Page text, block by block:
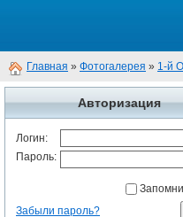
Главная » Фотогалерея » 1-й
Авторизация
Логин:
Пароль:
Забыли пароль?